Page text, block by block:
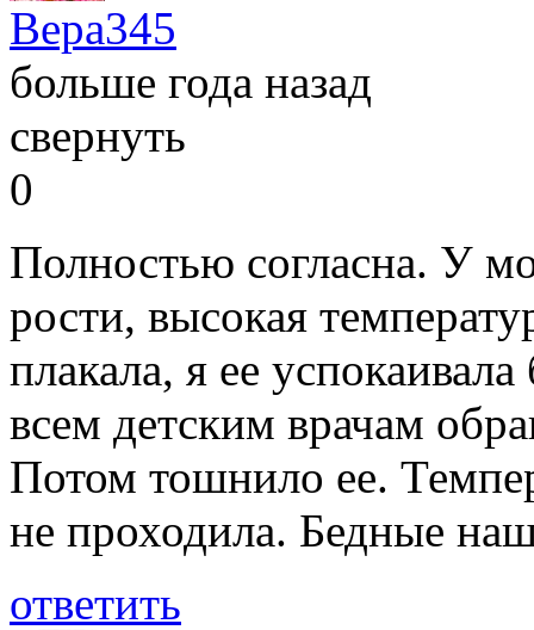
Вера345
больше года назад
свернуть
0
Полностью согласна. У
рости, высокая
плакала, я ее
всем детским врачам
Потом тошнило ее.
не проходила. Бедные
ответить